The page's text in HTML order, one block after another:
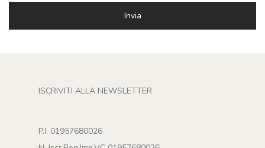
ISCRIVITI ALLA NEWSLETTER
P.I. 01957680026